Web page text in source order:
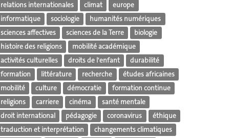
relations internationales
climat
europe
informatique
sociologie
humanités numériques
sciences affectives
sciences de la Terre
biologie
histoire des religions
mobilité académique
activités culturelles
droits de l'enfant
durabilité
formation
littérature recherche
études africaines
mobilité
culture démocratie
formation continue
religions
carriere cinéma
santé mentale
droit international
pédagogie coronavirus
éthique
traduction et interprétation
changements climatiques